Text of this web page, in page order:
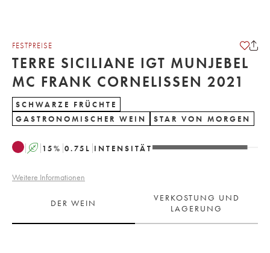
FESTPREISE
TERRE SICILIANE IGT MUNJEBEL
MC FRANK CORNELISSEN 2021
SCHWARZE FRÜCHTE
GASTRONOMISCHER WEIN
STAR VON MORGEN
A 15% 0.75 L INTENSITÄT
Weitere Informationen
DER WEIN
VERKOSTUNG UND
LAGERUNG